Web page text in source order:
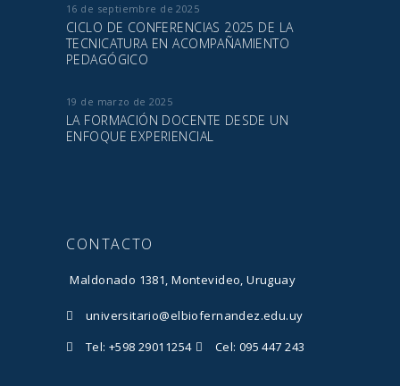
16 de septiembre de 2025
CICLO DE CONFERENCIAS 2025 DE LA
TECNICATURA EN ACOMPAÑAMIENTO
PEDAGÓGICO
19 de marzo de 2025
LA FORMACIÓN DOCENTE DESDE UN
ENFOQUE EXPERIENCIAL
CONTACTO
Maldonado 1381, Montevideo, Uruguay
universitario@elbiofernandez.edu.uy
Tel: +598 29011254
Cel: 095 447 243